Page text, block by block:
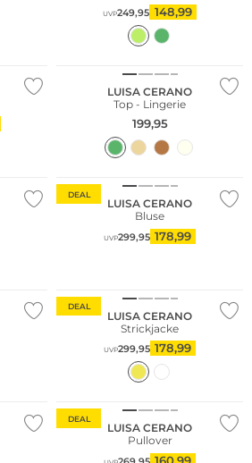
UVP249,95 148,99
LUISA CERANO
Top - Lingerie
199,95
DEAL
LUISA CERANO
Bluse
UVP299,95 178,99
DEAL
LUISA CERANO
Strickjacke
UVP299,95 178,99
DEAL
LUISA CERANO
Pullover